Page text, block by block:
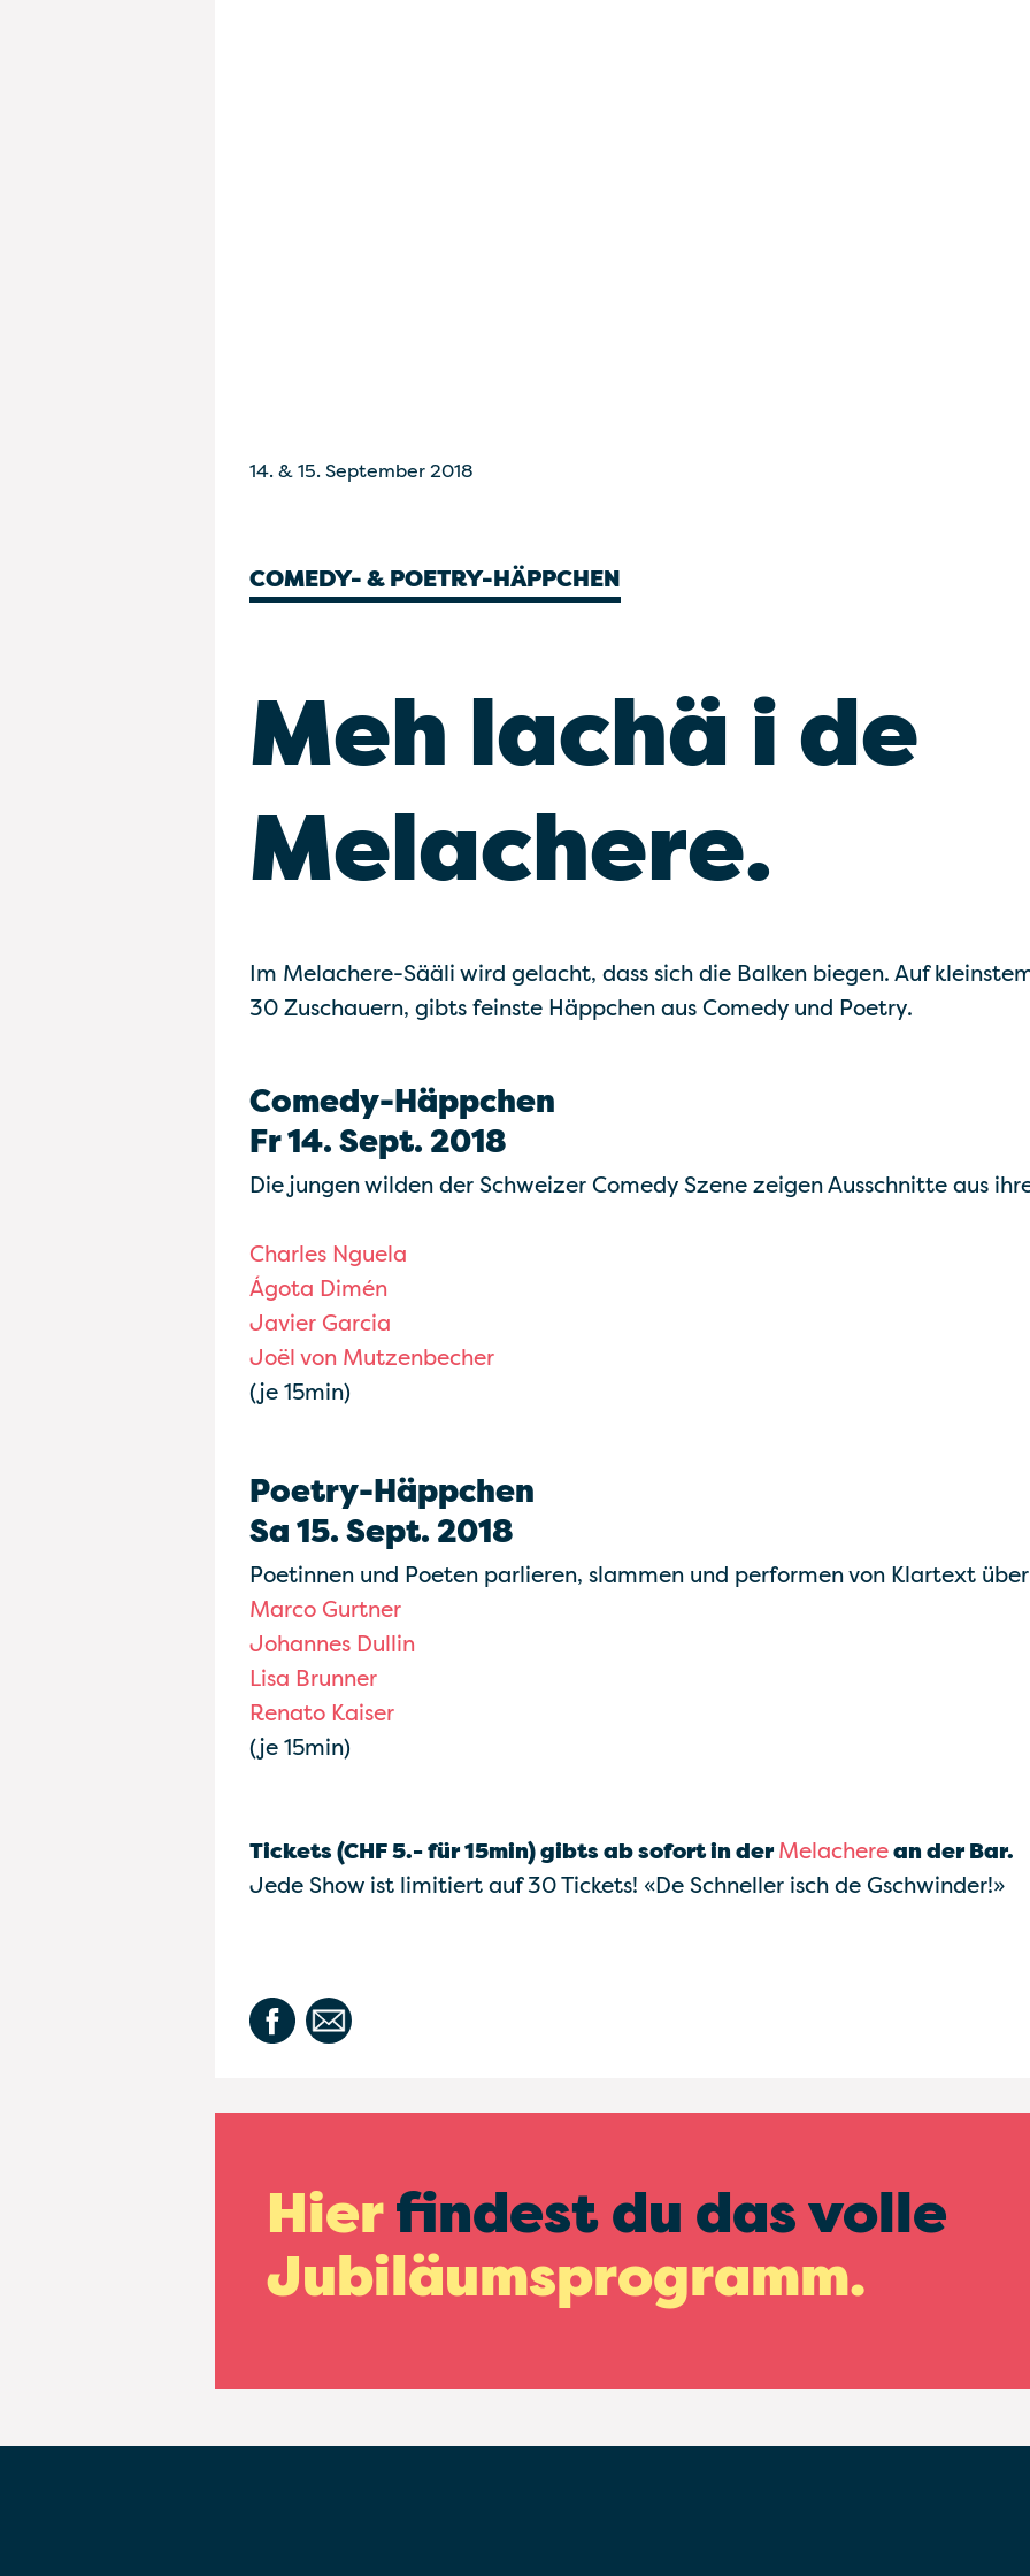
14. & 15. September 2018
COMEDY- & POETRY-HÄPPCHEN
Meh lachä i de
Melachere.
Im Melachere-Sääli wird gelacht, dass sich die Balken biegen. Auf
30 Zuschauern, gibts feinste Häppchen aus Comedy und Poetry.
Comedy-Häppchen
Fr 14. Sept. 2018
Die jungen wilden der Schweizer Comedy Szene zeigen Ausschnitte aus
Charles Nguela
Ágota Dimén
Javier Garcia
Joël von Mutzenbecher
(je 15min)
Poetry-Häppchen
Sa 15. Sept. 2018
Poetinnen und Poeten parlieren, slammen und performen von Klartext
Marco Gurtner
Johannes Dullin
Lisa Brunner
Renato Kaiser
(je 15min)
Tickets (CHF 5.- für 15min) gibts ab sofortin der Melachere an der Bar.
Jede Show ist limitiert auf 30 Tickets! «De Schneller isch de Gschwinder!»
Hierfindest du das volle
Jubiläumsprogramm.